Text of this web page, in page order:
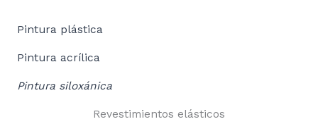
Pintura plástica
Pintura acrílica
Pintura siloxánica
Revestimientos elásticos